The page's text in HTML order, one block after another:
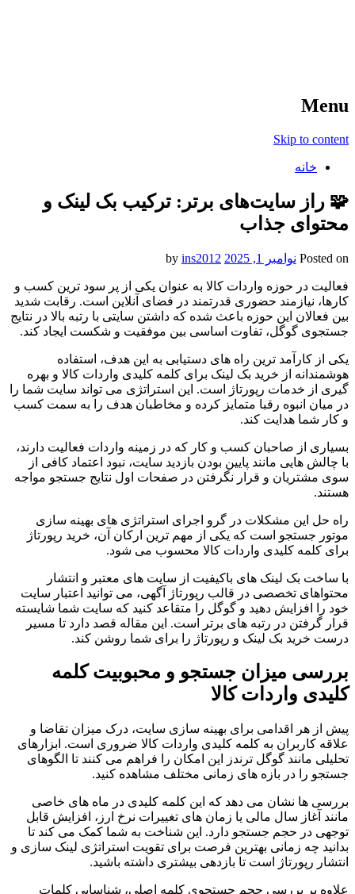
Menu
Skip to content
خانه
🧩 راز سایت‌های برتر: ترکیب بک لینک و
محتوای جذاب
Posted on نوامبر 1, 2025 ins2012
فعالیت در حوزه واردات کالا به عنوان یکی از پر سود ترین کسب و
کارها، نیازمند حضوری قدرتمند در فضای آنلاین است. رقابت شدید
بین فعالان این حوزه باعث شده که داشتن سایتی با رتبه بالا در نتایج
جستجوی گوگل، تفاوت اساسی بین موفقیت و شکست ایجاد کند.
یکی از کارآمد ترین راه های دستیابی به این هدف، استفاده
هوشمندانه از خرید بک لینک برای کلمه کلیدی واردات کالا و بهره
گیری از خدمات رپورتاژ است. این استراتژی می تواند سایت شما را
در میان انبوه رقبا متمایز کرده و مخاطبان هدف را به سمت کسب
و کار شما هدایت کند.
بسیاری از صاحبان کسب و کار که در زمینه واردات فعالیت دارند،
با چالش هایی مانند پایین بودن بازدید سایت، نبود اعتماد کافی از
سوی مشتریان و قرار نگرفتن در صفحات اول نتایج جستجو مواجه
هستند.
راه حل این مشکلات در گرو اجرای استراتژی های بهینه سازی
موتور جستجو است که یکی از مهم ترین ارکان آن، خرید رپورتاژ
برای کلمه کلیدی واردات کالا محسوب می شود.
با ساخت بک لینک های باکیفیت از سایت های معتبر و انتشار
محتواهای تخصصی در قالب رپورتاژ آگهی، می توانید اعتبار سایت
خود را افزایش دهید و گوگل را متقاعد کنید که سایت شما شایسته
قرار گرفتن در رتبه های برتر است. این مقاله قصد دارد تا مسیر
درست خرید بک لینک و رپورتاژ را برای شما روشن کند.
بررسی میزان جستجو و محبوبیت کلمه
کلیدی واردات کالا
پیش از هر اقدامی برای بهینه سازی سایت، درک میزان تقاضا و
علاقه کاربران به کلمه کلیدی واردات کالا ضروری است. ابزارهای
تحلیلی مانند گوگل ترندز این امکان را فراهم می کنند تا الگوهای
جستجو را در بازه های زمانی مختلف مشاهده کنید.
بررسی ها نشان می دهد که این کلمه کلیدی در ماه های خاصی
مانند آغاز سال مالی یا زمان های تغییرات نرخ ارز، افزایش قابل
توجهی در حجم جستجو دارد. این شناخت به شما کمک می کند تا
بدانید چه زمانی بهترین فرصت برای تقویت استراتژی لینک سازی و
انتشار رپورتاژ است تا بازدهی بیشتری داشته باشید.
علاوه بر بررسی حجم جستجوی کلمه اصلی، شناسایی کلمات